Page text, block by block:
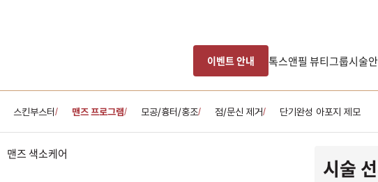
이벤트 안내 톡스앤필 뷰티그룹시술
스킨부스터/ 맨즈 프로그램/ 모공/흉터/홍조/ 점/문신 제거/ 단기완성 아포지 제모
시술